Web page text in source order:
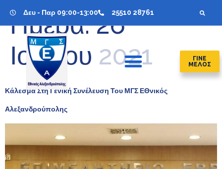
Δευ - Παρ 09:00-13:00 25510 28761
ΓΙΝΕ
ΜΕΛΟΣ
Ημέρα:26
Ιουλίου 2021
Κάλεσμα Στη Γενική Συνέλευση Του ΜΓΣ ΕΘνικός
Αλεξανδρούπολης